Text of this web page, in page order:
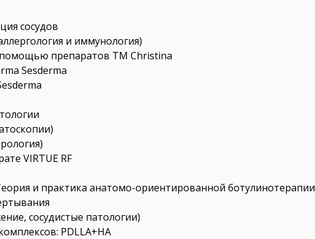
сосудов
и иммунология)
помощью препаратов TM Christina
Sesderma
VIRTUE RF
и практика анатомо-ориентированной ботулинотерапии
сосудистые патологии)
PDLLA+HA